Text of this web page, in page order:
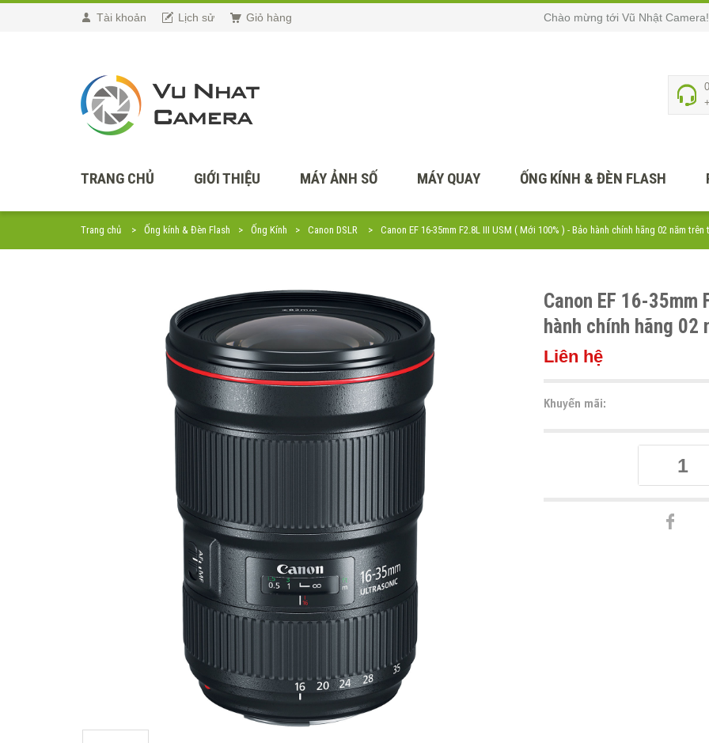
Tài khoản Lịch sử Giỏ hàng Chào mừng tới Vũ Nhật Camera!
TRANG CHỦ GIỚI THIỆU MÁY ẢNH SỐ MÁY QUAY ỐNG KÍNH & ĐÈN FLASH
Trang chủ Ống kính & Đèn Flash Ống Kính Canon DSLR Canon EF 16-35mm F2.8L III USM ( Mới 100% ) - Bảo hành chính hãng 02 năm
Canon EF 16-35mm
hành chính hãng 02
Liên hệ
Khuyến mãi: